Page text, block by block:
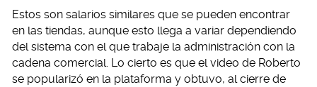
Estos son salarios similares que se pueden encontrar
en las tiendas, aunque esto llega a variar dependiendo
del sistema con el que trabaje la administración con la
cadena comercial. Lo cierto es que el video de Roberto
se popularizó en la plataforma y obtuvo, al cierre de